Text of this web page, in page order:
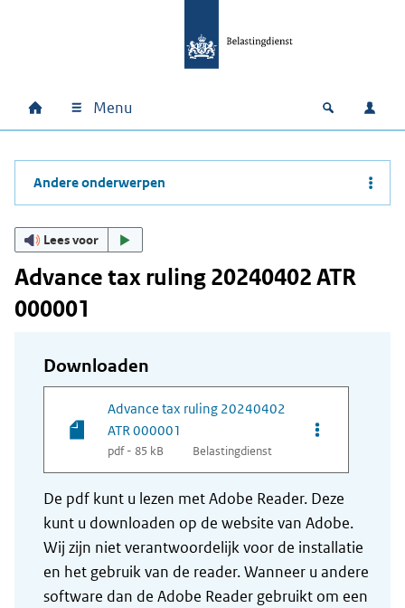
Hoofdnavigatie
Home Menu Open
Andere onderwerpen
Lees voor
Advance tax ruling 20240402 ATR
000001
Downloaden
Advance tax ruling 20240402
ATR 000001
pdf - 85 kB Belastingdienst
Opties van
De pdf kunt u lezen met Adobe Reader. Deze
kunt u downloaden op de website van Adobe.
Wij zijn niet verantwoordelijk voor de installatie
en het gebruik van de reader. Wanneer u andere
software dan de Adobe Reader gebruikt om een